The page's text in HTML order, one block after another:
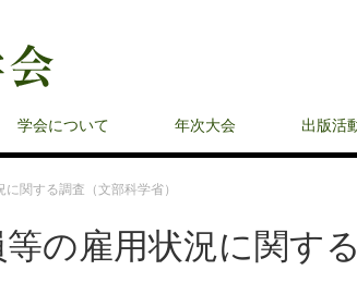
学会について 年次大会 出版活
関する調査（文部科学省）
等の雇用状況に関す